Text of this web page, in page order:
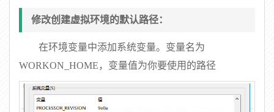
修改创建虚拟环境的默认路径：
在环境变量中添加系统变量。变量名为
WORKON_HOME，变量值为你要使用的路径